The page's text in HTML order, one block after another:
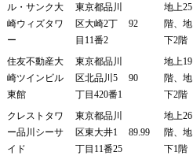
ル・サンク大
崎ウィズタワ
ー
東京都品川
区大崎2丁
目11番2
92
地上25
階、地
下2階
住友不動産大
崎ツインビル
東館
東京都品川
区北品川5
丁目420番1
90
地上19
階、地
下2階
クレストタワ
ー品川シーサ
イド
東京都品川
区東大井1
丁目11番25
89.99
地上26
階、地
下1階